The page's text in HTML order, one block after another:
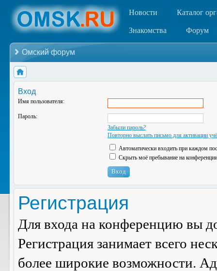
Новости Каталог
Знакомства Форум
Омский форум
Вход
Имя пользователя:
Пароль:
Забыли пароль?
Повторно выслать письмо для активации
Автоматически входить при каждом
Скрыть моё пребывание на
Регистрация
Для входа на конференцию вы
Регистрация занимает всего
более широкие возможности.